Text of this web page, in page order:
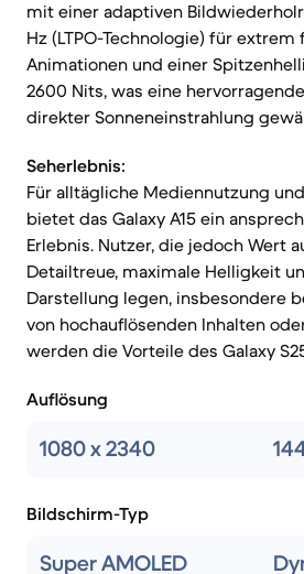
mit einer adaptiven
Hz (LTPO-Technologie) für extrem
Animationen und einer
2600 Nits, was eine
direkter Sonneneinstrahlung
Seherlebnis:
Für alltägliche Mediennutzung
bietet das Galaxy A15 ein
Erlebnis. Nutzer, die jedoch Wert
Detailtreue, maximale Helligkeit
Darstellung legen, insbesondere
von hochauflösenden Inhalten
werden die Vorteile des Galaxy
Auflösung
1080 x 2340
Bildschirm-Typ
Super AMOLED